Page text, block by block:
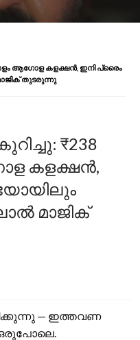
ആഗോള കളക്ഷൻ, ഇനി പ്രൈം
തുടരുന്നു
₹238
കളക്ഷൻ,
മാജിക്
— ഇത്തവണ
ഒരുപോലെ.